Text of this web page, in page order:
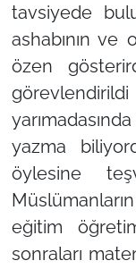
tavsiyede
ashabının ve
özen
yazma
öylesine
eğitim
sonraları